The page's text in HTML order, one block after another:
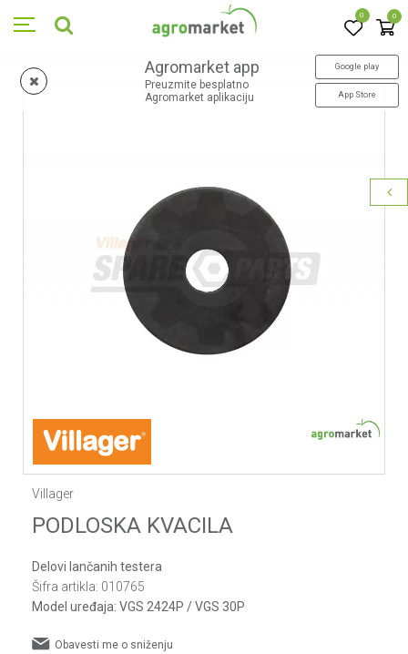
0 0
Agromarket app
Preuzmite besplatno
Agromarket aplikaciju
Google play
App Store
Villager
PODLOSKA KVACILA
Delovi lančanih testera
Šifra artikla: 010765
Model uređaja: VGS 2424P / VGS 30P
Obavesti me o sniženju